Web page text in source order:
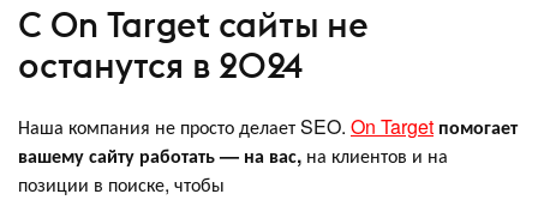
С On Target сайты не
останутся в 2024
Наша компания не просто делает SEO. On Target помогает
вашему сайту работать — на вас, на клиентов и на
позиции в поиске, чтобы